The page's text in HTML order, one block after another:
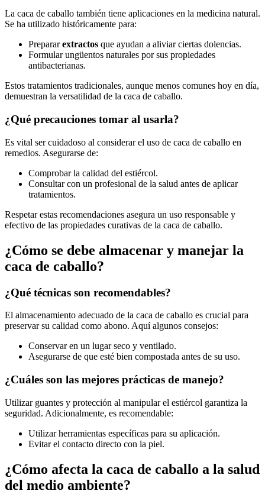
La caca de caballo también tiene aplicaciones en la medicina natural.
Se ha utilizado históricamente para:
Prepararextractos que ayudan a aliviar ciertas dolencias.
Formular ungüentos naturales por sus propiedades
antibacterianas.
Estos tratamientos tradicionales, aunque menos comunes hoy en día,
demuestran la versatilidad de la caca de caballo.
¿Qué precauciones tomar al usarla?
Es vital ser cuidadoso al considerar el uso de caca de caballo en
remedios. Asegurarse de:
Comprobar la calidad del estiércol.
Consultar con un profesional de la salud antes de aplicar
tratamientos.
Respetar estas recomendaciones asegura un uso responsable y
efectivo de las propiedades curativas de la caca de caballo.
¿Cómo se debe almacenar y manejar la
caca de caballo?
¿Qué técnicas son recomendables?
El almacenamiento adecuado de la caca de caballo es crucial para
preservar su calidad como abono. Aquí algunos consejos:
Conservar en un lugar seco y ventilado.
Asegurarse de que esté bien compostada antes de su uso.
¿Cuáles son las mejores prácticas de manejo?
Utilizar guantes y protección al manipular el estiércol garantiza la
seguridad. Adicionalmente, es recomendable:
Utilizar herramientas específicas para su aplicación.
Evitar el contacto directo con la piel.
¿Cómo afecta la caca de caballo a la salud
del medio ambiente?